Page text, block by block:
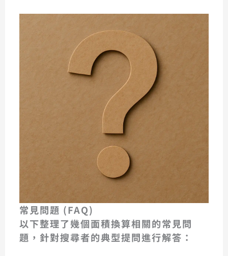
常見問題 (FAQ)
以下整理了幾個面積換算相關的常見問
題，針對搜尋者的典型提問進行解答：